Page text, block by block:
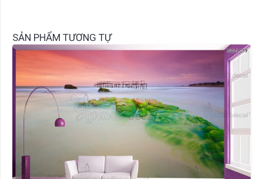
SẢN PHẨM TƯƠNG TỰ